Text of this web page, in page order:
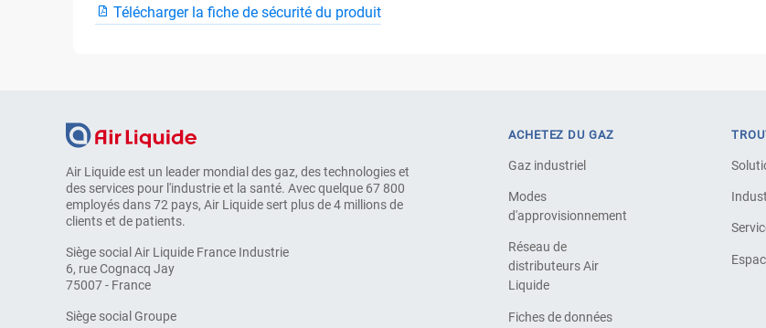
Télécharger la fiche de sécurité du produit
Air Liquide est un leader mondial des gaz, des technologies et
des services pour l'industrie et la santé. Avec quelque 67 800
employés dans 72 pays, Air Liquide sert plus de 4 millions de
clients et de patients.
Siège social Air Liquide France Industrie
6, rue Cognacq Jay
75007 - France
Siège social Groupe
ACHETEZ DU GAZ
Gaz industriel
Modes
d'approvisionnement
Réseau de
distributeurs Air
Liquide
Fiches de données